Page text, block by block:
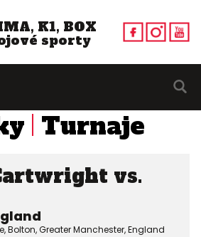
K1, BOX
sporty
Turnaje
vs.
Bolton, Greater Manchester, England